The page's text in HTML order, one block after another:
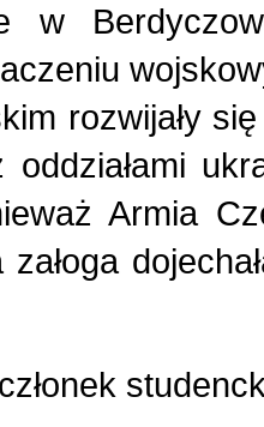
w
rozwijały
Armia